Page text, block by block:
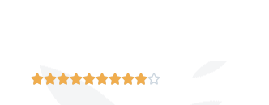
